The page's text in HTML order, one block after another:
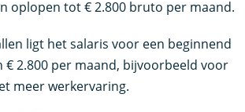
oplopen tot € 2.800 bruto per maand.
ligt het salaris voor een beginnend
€ 2.800 per maand, bijvoorbeeld voor
meer werkervaring.